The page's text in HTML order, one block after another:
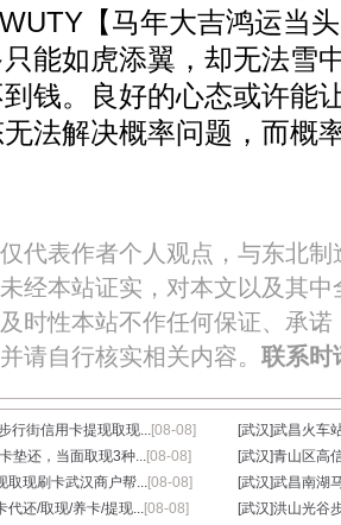
【马年大吉鸿运当
能如虎添翼，却无法雪
钱。良好的心态或许能
法解决概率问题，而概
代表作者个人观点，与东北
经本站证实，对本文以及其
时性本站不作任何保证、承
请自行核实相关内容。 联系时
行街信用卡提现取现...[08-08] [武汉]武昌火车
垫还，当面取现3种...[08-08] [武汉]青山区高
取现刷卡武汉商户帮...[08-08] [武汉]武昌南湖
代还/取现/养卡/提现...[08-08] [武汉]洪山光谷